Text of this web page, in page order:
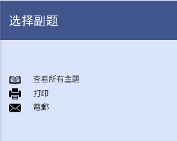
选择副题
A. 猥亵侵犯罪（非礼罪）
1. 在挤迫的港铁车厢内，有人以私人部位触碰我
亵侵犯？
查看所有主題
打印
電郵